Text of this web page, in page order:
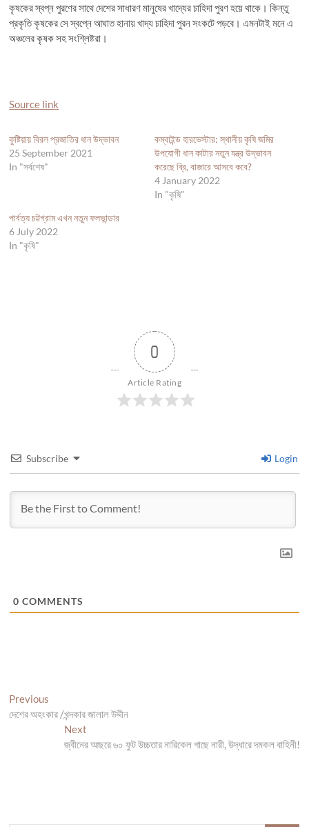
কৃষকের স্বপ্ন পুরণের সাথে দেশের সাধারণ মানুষের খাদ্যের চাহিদা পুরণ হয়ে থাকে। কিন্তু
প্রকৃতি কৃষকের সে স্বপ্নে আঘাত হানায় খাদ্য চাহিদা পুরন সংকটে পড়বে। এমনটাই মনে এ
অঞ্চলের কৃষক সহ সংশ্লিষ্টরা।
Source link
কুষ্টিয়ায় বিরল প্রজাতির ধান উদ্ভাবন
25 September 2021
In "সর্বশেষ"
কম্বাইন্ড হারভেস্টার: স্থানীয় কৃষি জমির
উপযোগী ধান কাটার নতুন যন্ত্র উদ্ভাবন
করেছে ব্রি, বাজারে আসবে কবে?
4 January 2022
In "কৃষি"
পার্বত্য চট্টগ্রাম এখন নতুন ফলভান্ডার
6 July 2022
In "কৃষি"
0
Article Rating
Subscribe Login
0 COMMENTS
Post
navigation
Previous
post:
দেশের অহংকার /খন্দকার জালাল উদ্দীন
NextNext
post:
জ্বীনের আছরে ৬০ ফুট উচ্চতার নারিকেল গাছে নারী, উদ্ধারে দমকল বাহিনী!